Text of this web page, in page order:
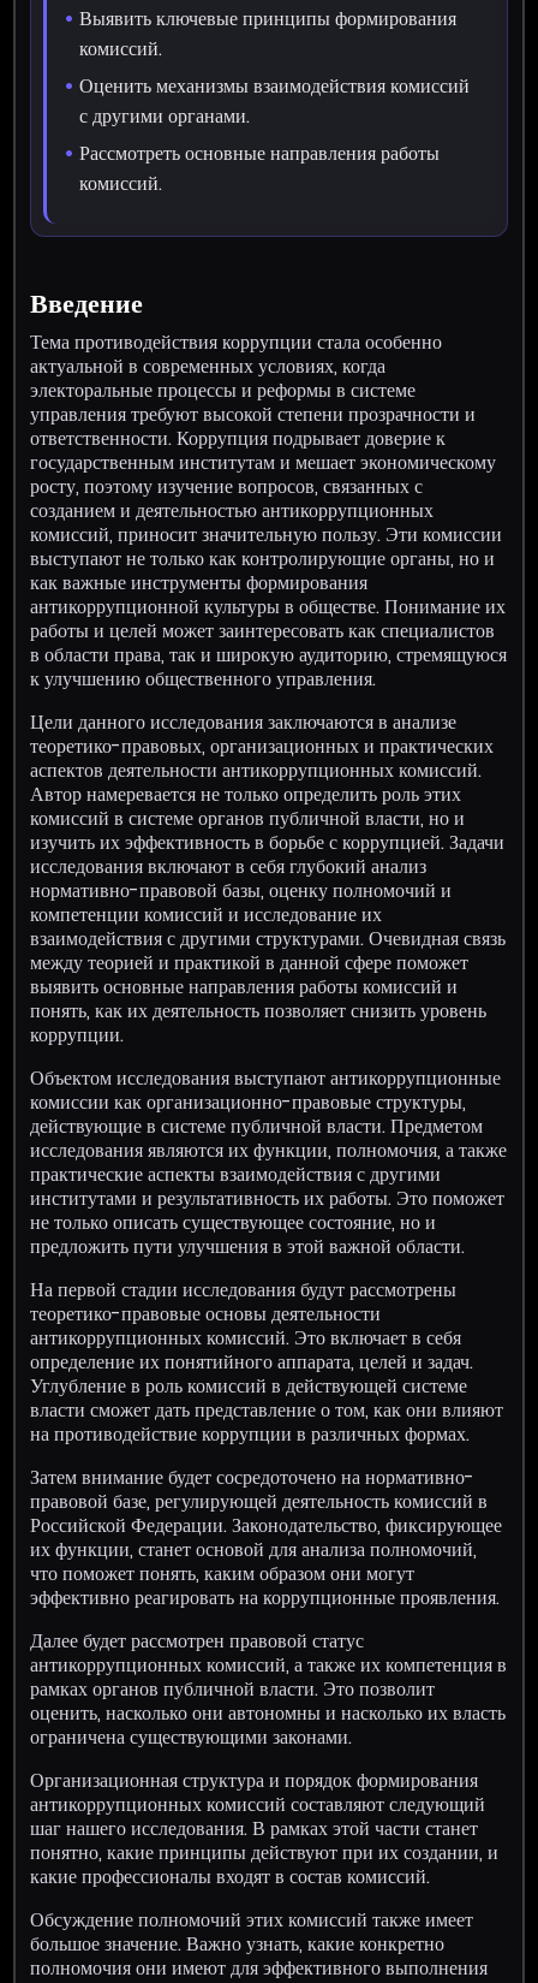
Выявить ключевые принципы формирования
комиссий.
Оценить механизмы взаимодействия комиссий
с другими органами.
Рассмотреть основные направления работы
комиссий.
Введение
Тема противодействия коррупции стала особенно
актуальной в современных условиях, когда
электоральные процессы и реформы в системе
управления требуют высокой степени прозрачности и
ответственности. Коррупция подрывает доверие к
государственным институтам и мешает экономическому
росту, поэтому изучение вопросов, связанных с
созданием и деятельностью антикоррупционных
комиссий, приносит значительную пользу. Эти комиссии
выступают не только как контролирующие органы, но и
как важные инструменты формирования
антикоррупционной культуры в обществе. Понимание их
работы и целей может заинтересовать как специалистов
в области права, так и широкую аудиторию, стремящуюся
к улучшению общественного управления.
Цели данного исследования заключаются в анализе
теоретико-правовых, организационных и практических
аспектов деятельности антикоррупционных комиссий.
Автор намеревается не только определить роль этих
комиссий в системе органов публичной власти, но и
изучить их эффективность в борьбе с коррупцией. Задачи
исследования включают в себя глубокий анализ
нормативно-правовой базы, оценку полномочий и
компетенции комиссий и исследование их
взаимодействия с другими структурами. Очевидная связь
между теорией и практикой в данной сфере поможет
выявить основные направления работы комиссий и
понять, как их деятельность позволяет снизить уровень
коррупции.
Объектом исследования выступают антикоррупционные
комиссии как организационно-правовые структуры,
действующие в системе публичной власти. Предметом
исследования являются их функции, полномочия, а также
практические аспекты взаимодействия с другими
институтами и результативность их работы. Это поможет
не только описать существующее состояние, но и
предложить пути улучшения в этой важной области.
На первой стадии исследования будут рассмотрены
теоретико-правовые основы деятельности
антикоррупционных комиссий. Это включает в себя
определение их понятийного аппарата, целей и задач.
Углубление в роль комиссий в действующей системе
власти сможет дать представление о том, как они влияют
на противодействие коррупции в различных формах.
Затем внимание будет сосредоточено на нормативно-
правовой базе, регулирующей деятельность комиссий в
Российской Федерации. Законодательство, фиксирующее
их функции, станет основой для анализа полномочий,
что поможет понять, каким образом они могут
эффективно реагировать на коррупционные проявления.
Далее будет рассмотрен правовой статус
антикоррупционных комиссий, а также их компетенция в
рамках органов публичной власти. Это позволит
оценить, насколько они автономны и насколько их власть
ограничена существующими законами.
Организационная структура и порядок формирования
антикоррупционных комиссий составляют следующий
шаг нашего исследования. В рамках этой части станет
понятно, какие принципы действуют при их создании, и
какие профессионалы входят в состав комиссий.
Обсуждение полномочий этих комиссий также имеет
большое значение. Важно узнать, какие конкретно
полномочия они имеют для эффективного выполнения